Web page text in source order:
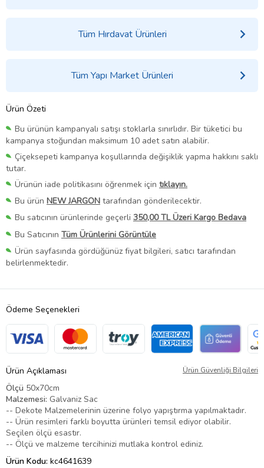
Tüm Hırdavat Ürünleri
Tüm Yapı Market Ürünleri
Ürün Özeti
Bu ürünün kampanyalı satışı stoklarla sınırlıdır. Bir tüketici bu
kampanya stoğundan maksimum 10 adet satın alabilir.
Çiçeksepeti kampanya koşullarında değişiklik yapma hakkını saklı
tutar.
Ürünün iade politikasını öğrenmek için tıklayın.
Bu ürün NEW JARGON tarafından gönderilecektir.
Bu satıcının ürünlerinde geçerli 350,00 TL Üzeri Kargo Bedava
Bu Satıcının Tüm Ürünlerini Görüntüle
Ürün sayfasında gördüğünüz fiyat bilgileri, satıcı tarafından
belirlenmektedir.
Ödeme Seçenekleri
Ürün Açıklaması Ürün Güvenliği Bilgileri
Ölçü 50x70cm
Malzemesi: Galvaniz Sac
-- Dekote Malzemelerinin üzerine folyo yapıştırma yapılmaktadır.
-- Ürün resimleri farklı boyutta ürünleri temsil ediyor olabilir.
Seçilen ölçü esastır.
-- Ölçü ve malzeme tercihinizi mutlaka kontrol ediniz.
Ürün Kodu: kc4641639